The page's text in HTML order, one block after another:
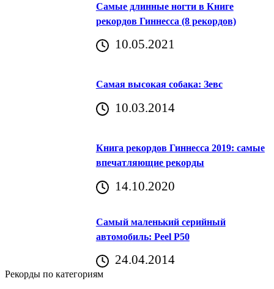
Самые длинные ногти в Книге
рекордов Гиннесса (8 рекордов)
10.05.2021
Самая высокая собака: Зевс
10.03.2014
Книга рекордов Гиннесса 2019: самые
впечатляющие рекорды
14.10.2020
Самый маленький серийный
автомобиль: Peel P50
24.04.2014
Рекорды по категориям